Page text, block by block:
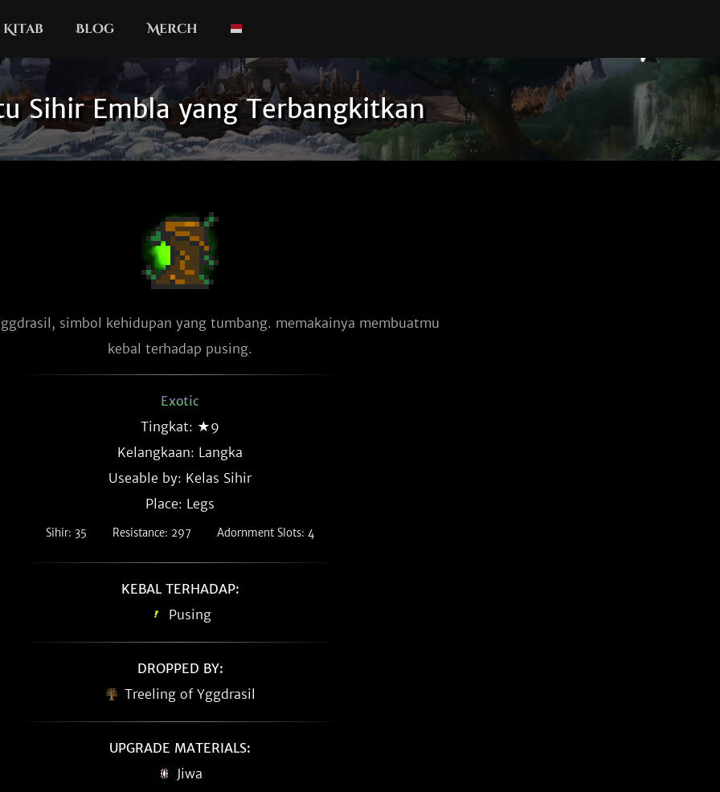
Kitab Blog Merch
Sihir Embla yang Terbangkitkan
simbol kehidupan yang tumbang. memakainya membuatmu
kebal terhadap pusing.
Exotic
Tingkat: ★9
Kelangkaan: Langka
Useable by: Kelas Sihir
Place: Legs
Sihir: 35 Resistance: 297 Adornment Slots: 4
KEBAL TERHADAP:
Pusing
DROPPED BY:
Treeling of Yggdrasil
UPGRADE MATERIALS:
Jiwa